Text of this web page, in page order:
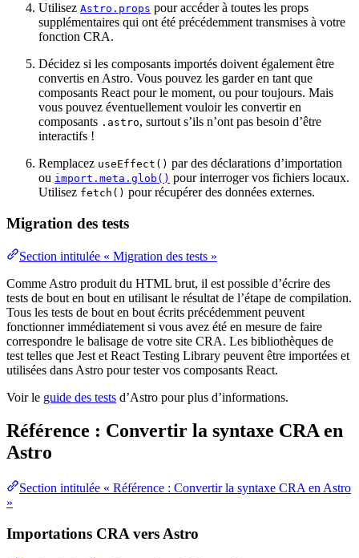
Utilisez Astro.props pour accéder à toutes les props
supplémentaires qui ont été précédemment transmises à votre
fonction CRA.
Décidez si les composants importés doivent également être
convertis en Astro. Vous pouvez les garder en tant que
composants React pour le moment, ou pour toujours. Mais
vous pouvez éventuellement vouloir les convertir en
composants .astro, surtout s’ils n’ont pas besoin d’être
interactifs !
Remplacez useEffect() par des déclarations d’importation
ou import.meta.glob() pour interroger vos fichiers locaux.
Utilisez fetch() pour récupérer des données externes.
Migration des tests
Section intitulée « Migration des tests »
Comme Astro produit du HTML brut, il est possible d’écrire des
tests de bout en bout en utilisant le résultat de l’étape de compilation.
Tous les tests de bout en bout écrits précédemment peuvent
fonctionner immédiatement si vous avez été en mesure de faire
correspondre le balisage de votre site CRA. Les bibliothèques de
test telles que Jest et React Testing Library peuvent être importées et
utilisées dans Astro pour tester vos composants React.
Voir le guide des tests d’Astro pour plus d’informations.
Référence : Convertir la syntaxe CRA en
Astro
Section intitulée « Référence : Convertir la syntaxe CRA en Astro
»
Importations CRA vers Astro